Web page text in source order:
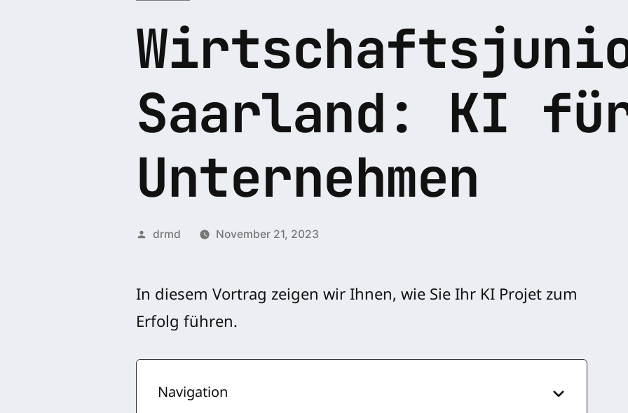
Saarland: KI
Unternehmen
Veröffentlicht
drmd November 21, 2023
In diesem Vortrag zeigen wir Ihnen, wie Sie Ihr KI Projet zum
Erfolg führen.
Navigation